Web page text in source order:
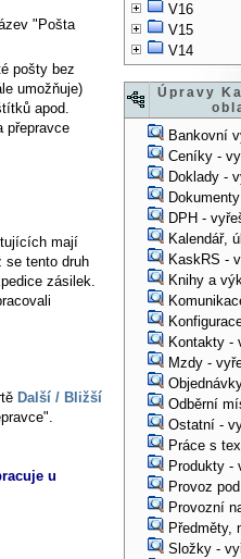
V16
V15
V14
Úpravy
Bankovní
Ceníky -
Doklady -
DPH -
Kalendář,
KaskRS -
Knihy a
Kontakty -
Mzdy -
Odběrní
Ostatní -
Práce s
Produkty -
Provoz
Provozní
Předměty,
Složky -
"Pošta
pošty bez
umožňuje)
apod.
přepravce
mají
se tento druh
zásilek.
Další / Bližší
u